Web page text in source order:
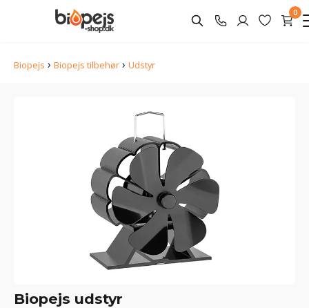
0
Biopejs › Biopejs tilbehør › Udstyr
Biopejs udstyr